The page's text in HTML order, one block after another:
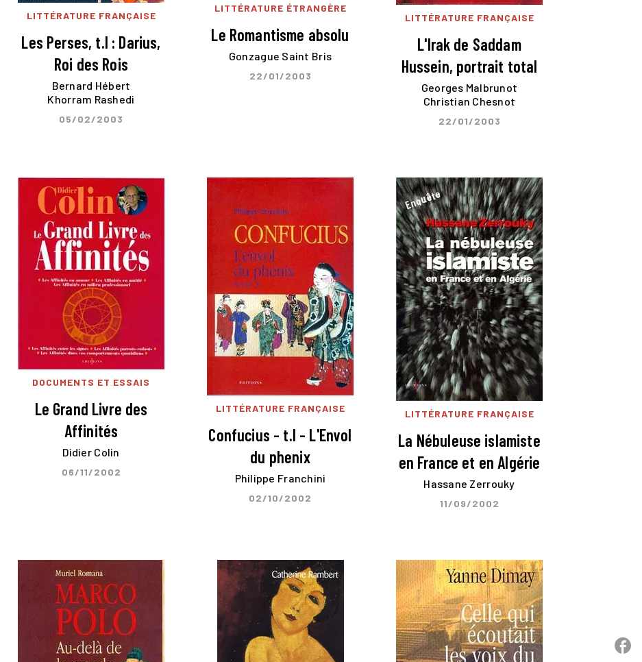
LITTÉRATURE FRANÇAISE
Les Perses, t.I : Darius,
Roi des Rois
Bernard Hébert
Khorram Rashedi
05/02/2003
LITTÉRATURE ÉTRANGÈRE
Le Romantisme absolu
Gonzague Saint Bris
22/01/2003
LITTÉRATURE FRANÇAISE
L'Irak de Saddam
Hussein, portrait total
Georges Malbrunot
Christian Chesnot
22/01/2003
DOCUMENTS ET ESSAIS
Le Grand Livre des
Affinités
Didier Colin
06/11/2002
LITTÉRATURE FRANÇAISE
Confucius - t.I - L'Envol
du phenix
Philippe Franchini
02/10/2002
LITTÉRATURE FRANÇAISE
La Nébuleuse islamiste
en France et en Algérie
Hassane Zerrouky
11/09/2002